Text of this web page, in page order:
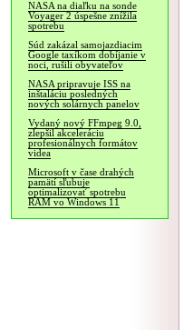
NASA na diaľku na sonde
Voyager 2 úspešne znížila
spotrebu
Súd zakázal samojazdiacim
Google taxíkom dobíjanie v
noci, rušili obyvateľov
NASA pripravuje ISS na
inštaláciu posledných
nových solárnych panelov
Vydaný nový FFmpeg 9.0,
zlepšil akceleráciu
profesionálnych formátov
videa
Microsoft v čase drahých
pamätí sľubuje
optimalizovať spotrebu
RAM vo Windows 11